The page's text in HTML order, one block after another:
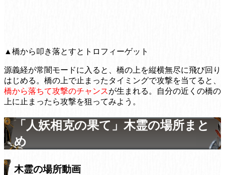
▲橋から叩き落とすとトロフィーゲット
源義経が常闇モードに入ると、橋の上を縦横無尽に飛び回り
はじめる。橋の上で止まったタイミングで攻撃を当てると、
橋から落ちて攻撃のチャンスが生まれる。自分の近くの橋の
上に止まったら攻撃を狙ってみよう。
「人妖相克の果て」木霊の場所まと
め
木霊の場所動画